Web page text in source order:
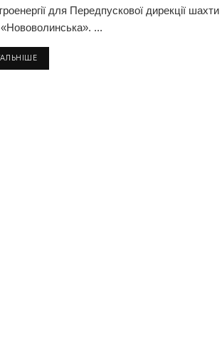
для Передпускової дирекції шахти
...